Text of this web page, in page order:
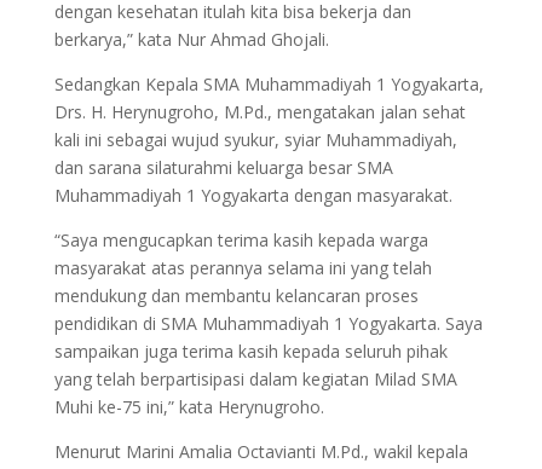
dengan kesehatan itulah kita bisa bekerja dan
berkarya,” kata Nur Ahmad Ghojali.
Sedangkan Kepala SMA Muhammadiyah 1 Yogyakarta,
Drs. H. Herynugroho, M.Pd., mengatakan jalan sehat
kali ini sebagai wujud syukur, syiar Muhammadiyah,
dan sarana silaturahmi keluarga besar SMA
Muhammadiyah 1 Yogyakarta dengan masyarakat.
“Saya mengucapkan terima kasih kepada warga
masyarakat atas perannya selama ini yang telah
mendukung dan membantu kelancaran proses
pendidikan di SMA Muhammadiyah 1 Yogyakarta. Saya
sampaikan juga terima kasih kepada seluruh pihak
yang telah berpartisipasi dalam kegiatan Milad SMA
Muhi ke-75 ini,” kata Herynugroho.
Menurut Marini Amalia Octavianti M.Pd., wakil kepala